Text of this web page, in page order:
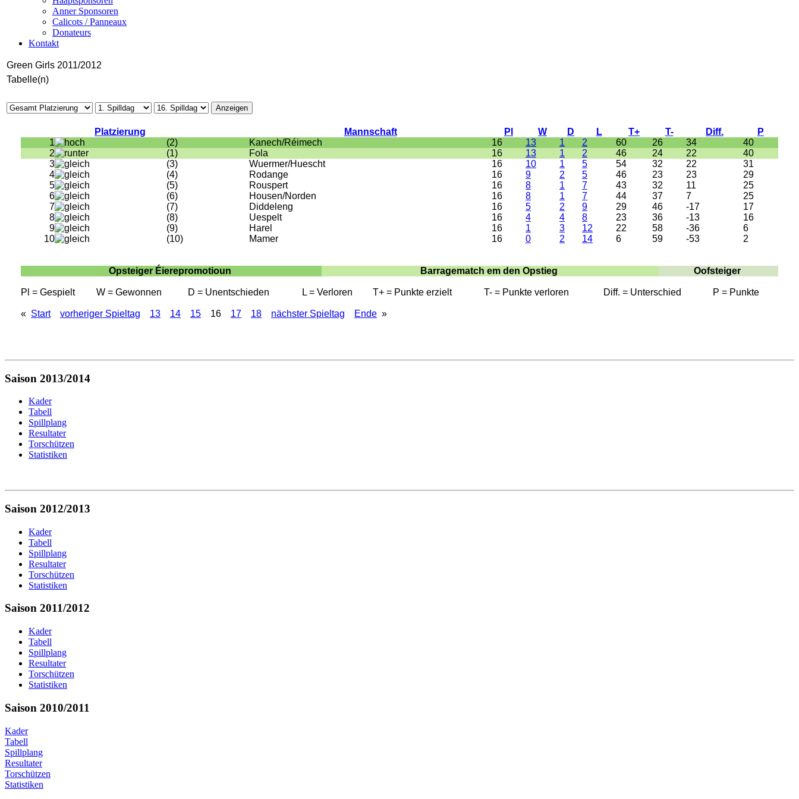
Anner Sponsoren
Calicots / Panneaux
Donateurs
Kontakt
Green Girls 2011/2012
Tabelle(n)
Platzierung Mannschaft Pl W D L T+ T- Diff.
P
1
(2) Kanech/Réimech 16 13 1 2 60 26 34
40
2
(1) Fola 16 13 1 2 46 24 22
40
3
(3) Wuermer/Huescht 16 10 1 5 54 32 22
31
4
(4) Rodange 16 9 2 5 46 23 23
29
5
(5) Rouspert 16 8 1 7 43 32 11
25
6
(6) Housen/Norden 16 8 1 7 44 37 7
25
7
(7) Diddeleng 16 5 2 9 29 46 -17
17
8
(8) Uespelt 16 4 4 8 23 36 -13
16
9
(9) Harel 16 1 3 12 22 58 -36
6
10
(10) Mamer 16 0 2 14 6 59 -53 2
Opsteiger Éierepromotioun Barragematch em den Opstieg Oofsteiger
Pl = Gespielt W = Gewonnen D = Unentschieden L = Verloren T+ = Punkte erzielt T- = Punkte verloren Diff. = Unterschied P = Punkte
« Start vorheriger Spieltag 13 14 15 16 17 18 nächster Spieltag Ende »
Saison 2013/2014
Kader
Tabell
Spillplang
Resultater
Torschützen
Statistiken
Saison 2012/2013
Kader
Tabell
Spillplang
Resultater
Torschützen
Statistiken
Saison 2011/2012
Kader
Tabell
Spillplang
Resultater
Torschützen
Statistiken
Saison 2010/2011
Kader
Tabell
Spillplang
Resultater
Torschützen
Statistiken